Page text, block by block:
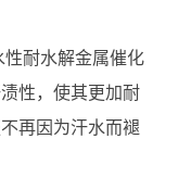
耐水解金属催化
性，使其更加耐
再因为汗水而褪